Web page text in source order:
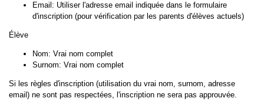
Email: Utiliser l'adresse email indiquée dans le formulaire
d'inscription (pour vérification par les parents d'élèves actuels)
Élève
Nom: Vrai nom complet
Surnom: Vrai nom complet
Si les règles d'inscription (utilisation du vrai nom, surnom, adresse
email) ne sont pas respectées, l'inscription ne sera pas approuvée.